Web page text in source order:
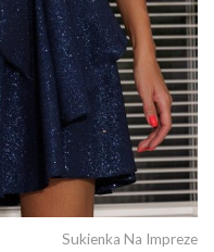
Sukienka Na Impreze